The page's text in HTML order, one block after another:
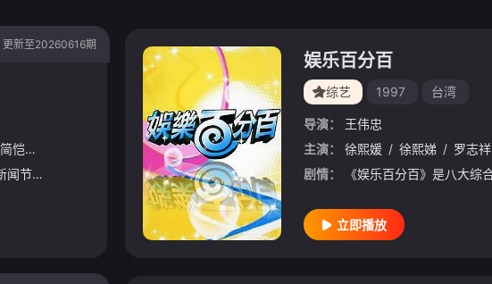
更新至20260616期
简恺乐
《娱乐百分百》是八大综合台一档娱乐新闻节目，每天报道最新的娱乐新闻，节目还会请嘉宾现场访谈！节目贴近年轻族群，介绍时下流行的装扮、以及艺人的流行教室，有固定的特别企划，邀请艺人完成从未尝试过的事情。
娱乐百分百
综艺 1997 台湾
导演：
王伟忠
主演：
徐熙媛 / 徐熙娣 / 罗志祥
剧情：
立即播放